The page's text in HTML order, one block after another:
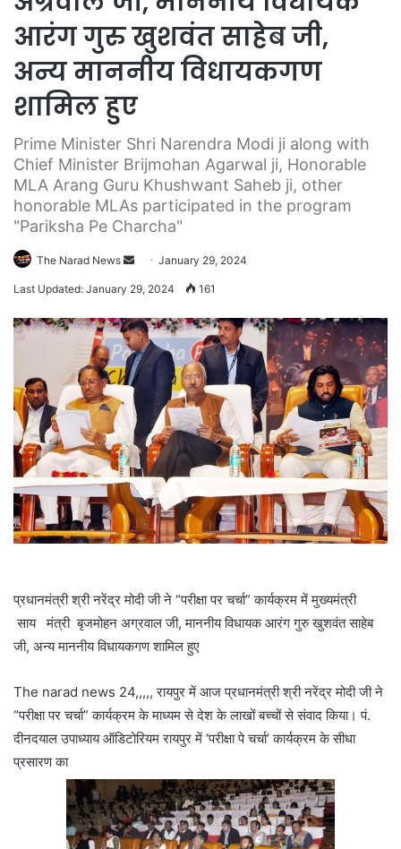
आरंग गुरु खुशवंत साहेब जी,
अन्य माननीय विधायकगण
शामिल हुए
Prime Minister Shri Narendra Modi ji along with
Chief Minister Brijmohan Agarwal ji, Honorable
MLA Arang Guru Khushwant Saheb ji, other
honorable MLAs participated in the program
"Pariksha Pe Charcha"
The Narad News
Send January 29, 2024
Last Updated: January 29, 2024 161
प्रधानमंत्री श्री नरेंद्र मोदी जी ने “परीक्षा पर चर्चा” कार्यक्रम में मुख्यमंत्री
साय मंत्री बृजमोहन अग्रवाल जी, माननीय विधायक आरंग गुरु खुशवंत साहेब
जी, अन्य माननीय विधायकगण शामिल हुए
The narad news 24,,,,, रायपुर में आज प्रधानमंत्री श्री नरेंद्र मोदी जी ने
“परीक्षा पर चर्चा” कार्यक्रम के माध्यम से देश के लाखों बच्चों से संवाद किया। पं.
दीनदयाल उपाध्याय ऑडिटोरियम रायपुर में ‘परीक्षा पे चर्चा’ कार्यक्रम के सीधा
प्रसारण का